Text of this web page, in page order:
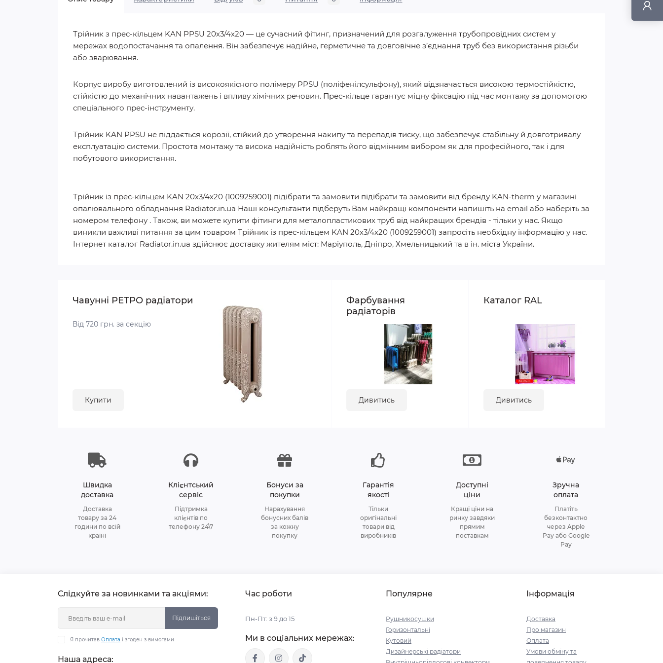
Трійник з прес-кільцем KAN PPSU 20х3/4х20 — це сучасний фітинг, призначений для розгалуження трубопровідних систем у
мережах водопостачання та опалення. Він забезпечує надійне, герметичне та довговічне з’єднання труб без використання різьби
або зварювання.
Корпус виробу виготовлений із високоякісного полімеру PPSU (поліфенілсульфону), який відзначається високою термостійкістю,
стійкістю до механічних навантажень і впливу хімічних речовин. Прес-кільце гарантує міцну фіксацію під час монтажу за допомогою
спеціального прес-інструменту.
Трійник KAN PPSU не піддається корозії, стійкий до утворення накипу та перепадів тиску, що забезпечує стабільну й довготривалу
експлуатацію системи. Простота монтажу та висока надійність роблять його відмінним вибором як для професійного, так і для
побутового використання.
Трійник із прес-кільцем KAN 20х3/4х20 (1009259001) підібрати та замовити підібрати та замовити від бренду KAN-therm у магазині
опалювального обладнання Radiator.in.ua Наші консультанти підберуть Вам найкращі компоненти напишіть на email або наберіть за
номером телефону . Також, ви можете купити фітинги для металопластикових труб від найкращих брендів - тільки у нас. Якщо
виникли важливі питання за цим товаром Трійник із прес-кільцем KAN 20х3/4х20 (1009259001) запросіть необхідну інформацію у нас.
Інтернет каталог Radiator.in.ua здійснює доставку жителям міст: Маріуполь, Дніпро, Хмельницький та в ін. міста України.
Чавунні РЕТРО радіатори
Від 720 грн. за секцію
Купити
Фарбування
радіаторів
Дивитись
Каталог RAL
Дивитись
Швидка
доставка
Доставка
товару за 24
години по всій
країні
Клієнтський
сервіс
Підтримка
клієнтів по
телефону 24\7
Бонуси за
покупки
Нарахування
бонусних балів
за кожну
покупку
Гарантія
якості
Тільки
оригінальні
товари від
виробників
Доступні
ціни
Кращі ціни на
ринку завдяки
прямим
поставкам
Зручна
оплата
Платіть
безконтактно
через Apple
Pay або Google
Pay
Слідкуйте за новинками та акціями:
Підпишіться
Я прочитав Оплата і згоден з вимогами
Наша адреса:
Час роботи
Пн-Пт: з 9 до 15
Ми в соціальних мережах:
Популярне
Рушникосушки
Горизонтальні
Кутовий
Дизайнерські радіатори
Інформація
Доставка
Про магазин
Оплата
Умови обміну та